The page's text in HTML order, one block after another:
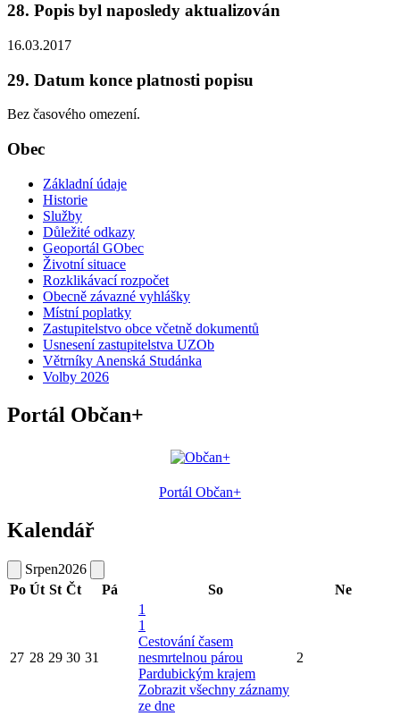
28. Popis byl naposledy aktualizován
16.03.2017
29. Datum konce platnosti popisu
Bez časového omezení.
Obec
Základní údaje
Historie
Služby
Důležité odkazy
Geoportál GObec
Životní situace
Rozklikávací rozpočet
Obecně závazné vyhlášky
Místní poplatky
Zastupitelstvo obce včetně dokumentů
Usnesení zastupitelstva UZOb
Větrníky Anenská Studánka
Volby 2026
Portál Občan+
Portál Občan+
Kalendář
Srpen2026
Po Út St Čt Pá So Ne
27 28 29 30 31
1
1
Cestování časem
nesmrtelnou párou
Pardubickým krajem
Zobrazit všechny záznamy
ze dne
2